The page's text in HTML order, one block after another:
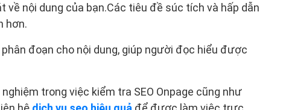
nội dung của bạn.Các tiêu đề súc tích và hấp dẫn
hơn.
đoạn cho nội dung, giúp người đọc hiểu được
trong việc kiểm tra SEO Onpage cũng như